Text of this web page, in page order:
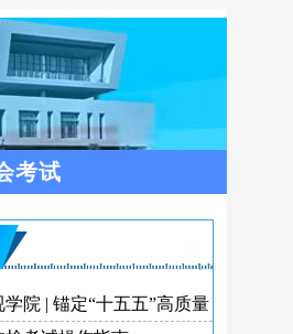
考试
学院 | 锚定“十五五”高质量